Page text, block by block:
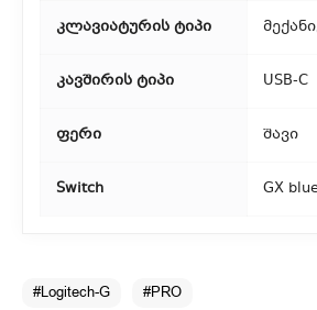
აიღოთ თქვენი შეკვეთა ჩვენი
3. საფოსტო მიწოდება
მიწოდება. მიწოდების დრო
კლავიატურის ტიპი
კავშირის ტიპი USB-C
ფერი შავი
Switch GX
#Logitech-G #PRO